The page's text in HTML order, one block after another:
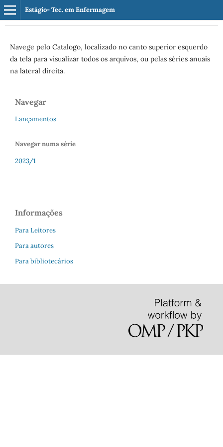
Estágio- Tec. em Enfermagem
Navege pelo Catalogo, localizado no canto superior esquerdo
da tela para visualizar todos os arquivos, ou pelas séries anuais
na lateral direita.
Navegar
Lançamentos
Navegar numa série
2023/1
Informações
Para Leitores
Para autores
Para bibliotecários